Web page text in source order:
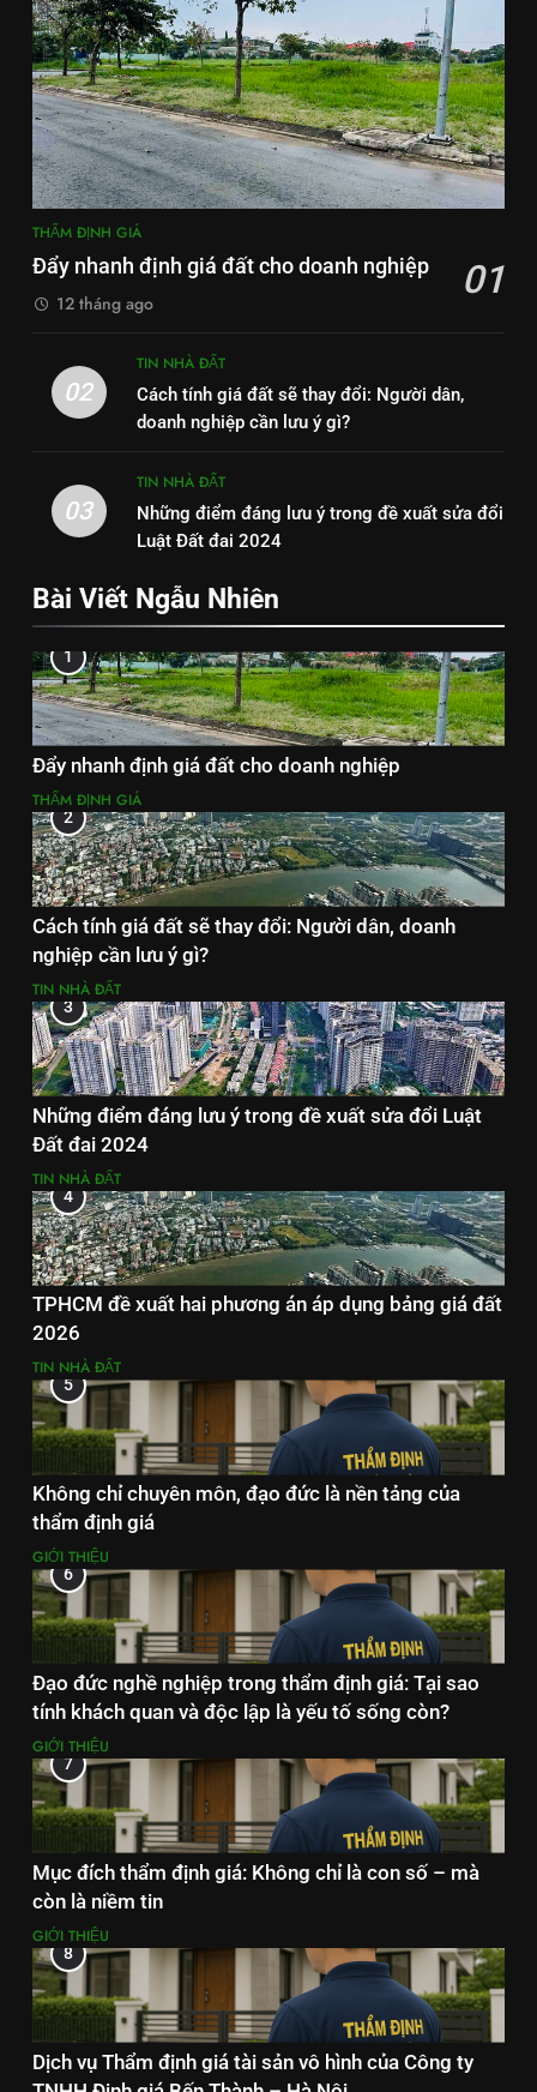
THẨM ĐỊNH GIÁ
Đẩy nhanh định giá đất cho doanh nghiệp 01
12 tháng ago
02
TIN NHÀ ĐẤT
Cách tính giá đất sẽ thay đổi: Người dân,
doanh nghiệp cần lưu ý gì?
03
TIN NHÀ ĐẤT
Những điểm đáng lưu ý trong đề xuất sửa đổi
Luật Đất đai 2024
Bài Viết Ngẫu Nhiên
1
Đẩy nhanh định giá đất cho doanh nghiệp
THẨM ĐỊNH GIÁ
2
Cách tính giá đất sẽ thay đổi: Người dân, doanh
nghiệp cần lưu ý gì?
TIN NHÀ ĐẤT
3
Những điểm đáng lưu ý trong đề xuất sửa đổi Luật
Đất đai 2024
TIN NHÀ ĐẤT
4
TPHCM đề xuất hai phương án áp dụng bảng giá đất
2026
TIN NHÀ ĐẤT
5
Không chỉ chuyên môn, đạo đức là nền tảng của
thẩm định giá
GIỚI THIỆU
6
Đạo đức nghề nghiệp trong thẩm định giá: Tại sao
tính khách quan và độc lập là yếu tố sống còn?
GIỚI THIỆU
7
Mục đích thẩm định giá: Không chỉ là con số – mà
còn là niềm tin
GIỚI THIỆU
8
Dịch vụ Thẩm định giá tài sản vô hình của Công ty